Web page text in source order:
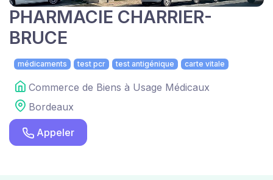
PHARMACIE CHARRIER-
BRUCE
médicaments test pcr test antigénique carte vitale
Commerce de Biens à Usage Médicaux
Bordeaux
Appeler